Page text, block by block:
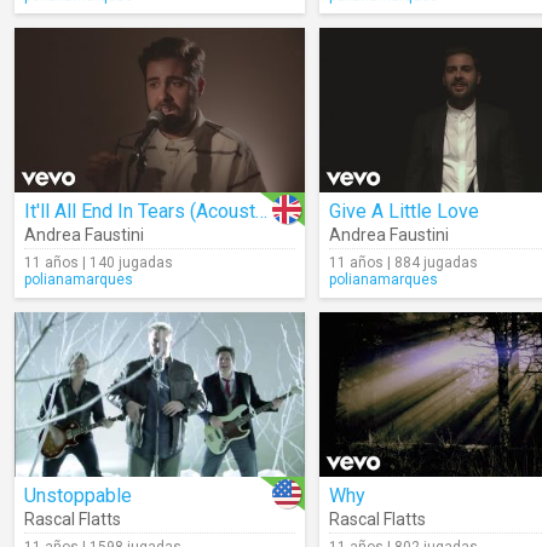
It'll All End In Tears (Acoustic)
Andrea Faustini
11 años | 140 jugadas
polianamarques
Give A Little Love
Andrea Faustini
11 años | 884 jugadas
polianamarques
Unstoppable
Rascal Flatts
Why
Rascal Flatts